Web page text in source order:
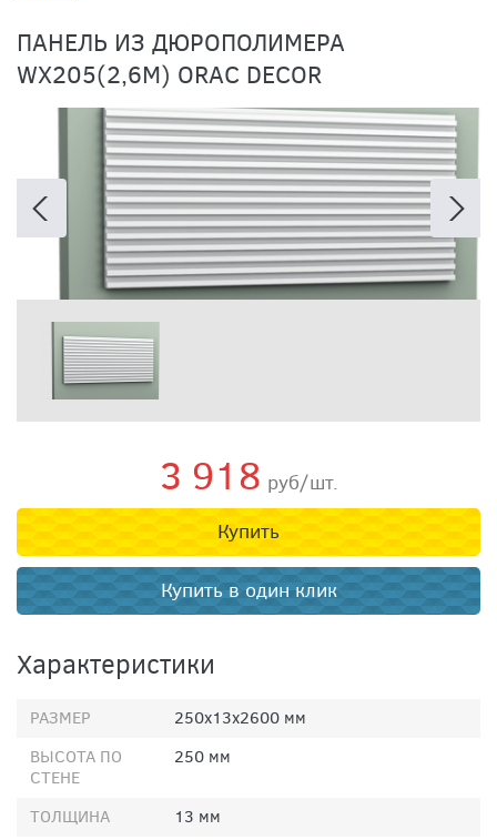
ПАНЕЛЬ ИЗ ДЮРОПОЛИМЕРА
WX205(2,6М) ORAC DECOR
3 918 руб/шт.
Купить
Купить в один клик
Характеристики
РАЗМЕР
250х13х2600 мм
ВЫСОТА ПО
СТЕНЕ
250 мм
ТОЛЩИНА
13 мм